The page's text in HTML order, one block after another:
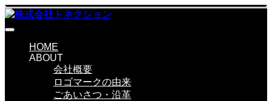
HOME
ABOUT
会社概要
ロゴマークの由来
ごあいさつ・沿革